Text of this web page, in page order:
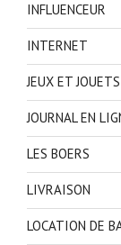
INFLUENCEUR
INTERNET
JEUX ET JOUETS
JOURNAL EN
LES BOERS
LIVRAISON
LOCATION DE